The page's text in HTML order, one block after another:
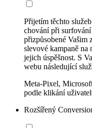
Přijetím těchto
chování při
přizpůsobené Vašim
slevové kampaně na
jejich úspěšnost. S
webu následující
Meta-Pixel,
podle klikání
Rozšířený